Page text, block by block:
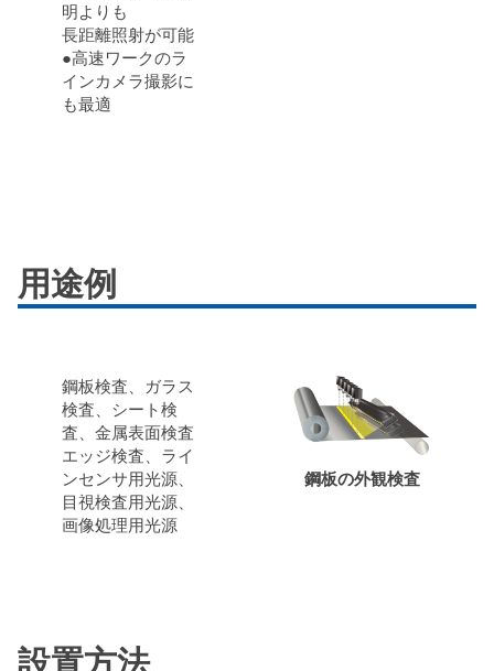
明よりも
長距離照射が可能
●高速ワークのラ
インカメラ撮影に
も最適
用途例
鋼板検査、ガラス
検査、シート検
査、金属表面検査
エッジ検査、ライ
ンセンサ用光源、
目視検査用光源、
画像処理用光源
鋼板の外観検査
設置方法